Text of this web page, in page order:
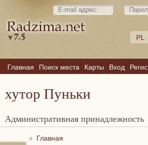
PL
Главная Поиск места Карты Вход
хутор Пуньки
Административная принадлежность
Главная